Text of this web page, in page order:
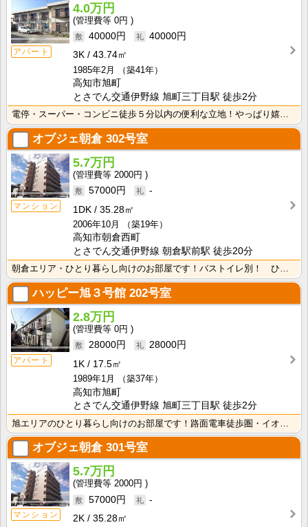
アパート
4.0万円
0円
40000円
40000円
3K
43.74㎡
1985年2月
（築41年）
高知市旭町
とさでん交通伊野線 旭町三丁目駅 徒歩2分
電停・スーパー・コンビニ徒歩５分以内の便利な立地！やっぱり嬉しいバス・トイレ別！収納スペースが２か所･･･
オブジェ朝倉302号室
マンション
5.7万円
2000円
57000円
-
1DK
35.28㎡
2006年10月
（築19年）
高知市朝倉西町
とさでん交通伊野線 朝倉駅前駅 徒歩20分
朝倉エリア・ひとり暮らし向けのお部屋です！バストイレ別！ ひろびろ脱衣場で身支度やお洗濯が快適ですね･･･
ハッピー旭３号館 202号室
アパート
2.8万円
0円
28000円
28000円
1K
17.5㎡
1989年1月
（築37年）
高知市旭町
とさでん交通伊野線 旭町三丁目駅 徒歩2分
オブジェ朝倉301号室
マンション
5.7万円
2000円
57000円
-
2K
35.28㎡